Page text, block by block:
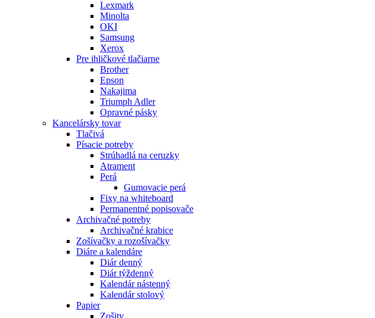
Lexmark
Minolta
OKI
Samsung
Xerox
Pre ihličkové tlačiarne
Brother
Epson
Nakajima
Triumph Adler
Opravné pásky
Kancelársky tovar
Tlačivá
Písacie potreby
Strúhadlá na ceruzky
Atrament
Perá
Gumovacie perá
Fixy na whiteboard
Permanentné popisovače
Archivačné potreby
Archivačné krabice
Zošívačky a rozošívačky
Diáre a kalendáre
Diár denný
Diár týždenný
Kalendár nástenný
Kalendár stolový
Papier
Zošity